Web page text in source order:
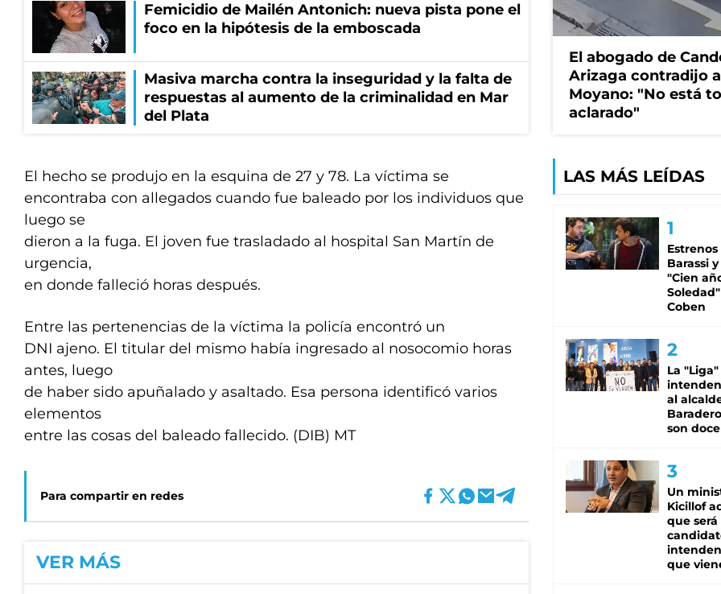
Femicidio de Mailén Antonich: nueva pista pone el
foco en la hipótesis de la emboscada
Masiva marcha contra la inseguridad y la falta de
respuestas al aumento de la criminalidad en Mar
del Plata
El hecho se produjo en la esquina de 27 y 78. La víctima se
encontraba con allegados cuando fue baleado por los individuos que
luego se
dieron a la fuga. El joven fue trasladado al hospital San Martín de
urgencia,
en donde falleció horas después.
Entre las pertenencias de la víctima la policía encontró un
DNI ajeno. El titular del mismo había ingresado al nosocomio horas
antes, luego
de haber sido apuñalado y asaltado. Esa persona identificó varios
elementos
entre las cosas del baleado fallecido. (DIB) MT
Para compartir en redes
VER MÁS
El abogado de
Arizaga contradijo a
Moyano: "No está
aclarado"
LAS MÁS LEÍDAS
Estrenos
Barassi
"Cien
Coben
La
al
son doce
Un
Kicillof
que será
que